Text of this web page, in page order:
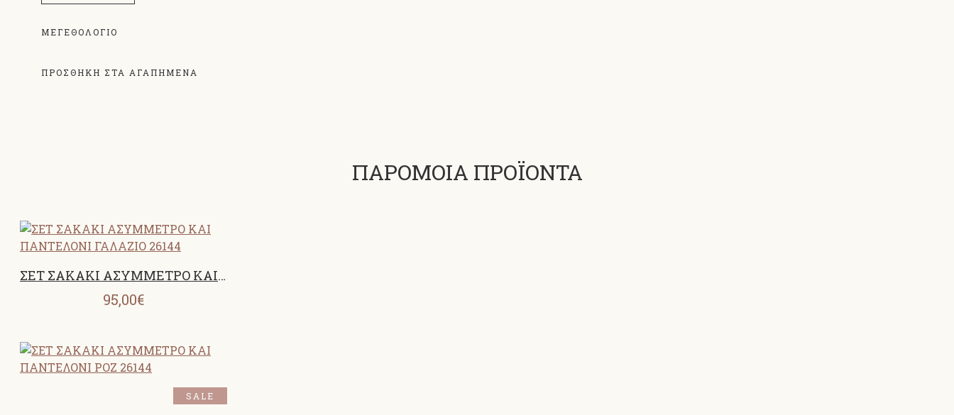
ΜΕΓΕΘΟΛΌΓΙΟ
ΠΡΟΣΘΗΚΗ ΣΤΑ ΑΓΑΠΗΜΕΝΑ
ΠΑΡΟΜΟΙΑ ΠΡΟΪΟΝΤΑ
ΣΕΤ ΣΑΚΑΚΙ ΑΣΥΜΜΕΤΡΟ ΚΑΙ ΠΑΝΤΕΛΟΝΙ ΓΑΛΑΖΙΟ 26144
95,00€
SALE